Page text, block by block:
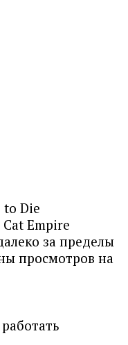
to Die
Empire
за пределы
просмотров на